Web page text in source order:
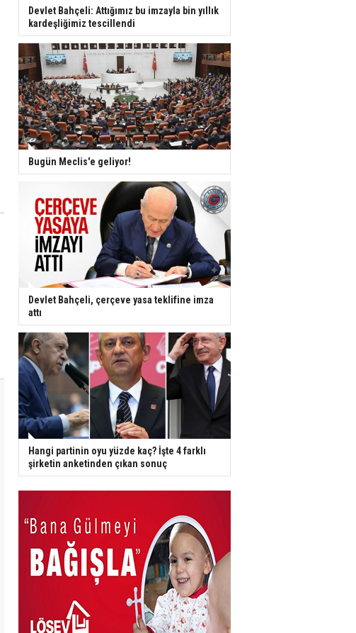
Devlet Bahçeli: Attığımız bu imzayla bin yıllık
kardeşliğimiz tescillendi
Bugün Meclis'e geliyor!
Devlet Bahçeli, çerçeve yasa teklifine imza
attı
Hangi partinin oyu yüzde kaç? İşte 4 farklı
şirketin anketinden çıkan sonuç